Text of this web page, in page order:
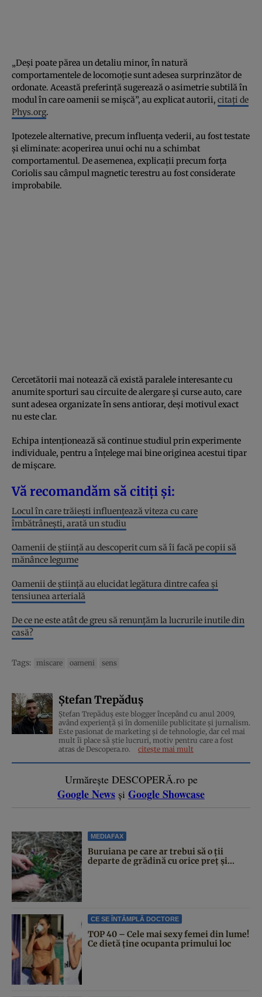
„Deși poate părea un detaliu minor, în natură
comportamentele de locomoție sunt adesea surprinzător de
ordonate. Această preferință sugerează o asimetrie subtilă în
modul în care oamenii se mișcă”, au explicat autorii, citați de
Phys.org.
Ipotezele alternative, precum influența vederii, au fost testate
și eliminate: acoperirea unui ochi nu a schimbat
comportamentul. De asemenea, explicații precum forța
Coriolis sau câmpul magnetic terestru au fost considerate
improbabile.
Cercetătorii mai notează că există paralele interesante cu
anumite sporturi sau circuite de alergare și curse auto, care
sunt adesea organizate în sens antiorar, deși motivul exact
nu este clar.
Echipa intenționează să continue studiul prin experimente
individuale, pentru a înțelege mai bine originea acestui tipar
de mișcare.
Vă recomandăm să citiți și:
Locul în care trăiești influențează viteza cu care
îmbătrânești, arată un studiu
Oamenii de știință au descoperit cum să îi facă pe copii să
mănânce legume
Oamenii de știință au elucidat legătura dintre cafea și
tensiunea arterială
De ce ne este atât de greu să renunțăm la lucrurile inutile din
casă?
Tags: miscare oameni sens
Ștefan Trepăduș
Ștefan Trepăduș este blogger începând cu anul 2009,
având experiență și în domeniile publicitate și jurnalism.
Este pasionat de marketing și de tehnologie, dar cel mai
mult îi place să știe lucruri, motiv pentru care a fost
atras de Descopera.ro.
citește mai mult
Urmărește DESCOPERĂ.ro pe
Google News și Google Showcase
MEDIAFAX
Buruiana pe care ar trebui să o ții
departe de grădină cu orice preț și...
CE SE ÎNTÂMPLĂ DOCTORE
TOP 40 – Cele mai sexy femei din lume!
Ce dietă ține ocupanta primului loc